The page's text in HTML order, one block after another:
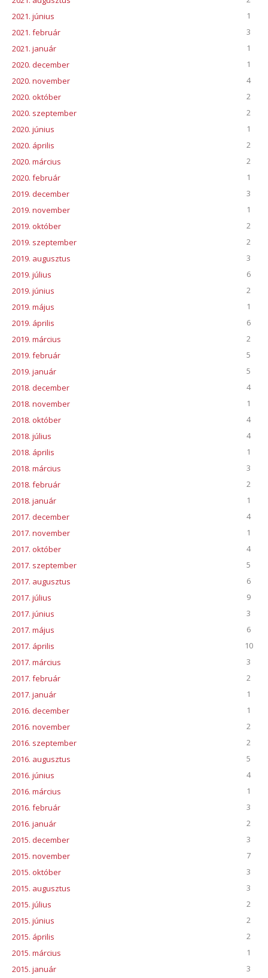
2021. június
1
2021. február
3
2021. január
1
2020. december
1
2020. november
4
2020. október
2
2020. szeptember
2
2020. június
1
2020. április
2
2020. március
2
2020. február
1
2019. december
3
2019. november
1
2019. október
2
2019. szeptember
2
2019. augusztus
3
2019. július
6
2019. június
2
2019. május
1
2019. április
6
2019. március
2
2019. február
5
2019. január
5
2018. december
4
2018. november
1
2018. október
4
2018. július
4
2018. április
1
2018. március
3
2018. február
2
2018. január
1
2017. december
4
2017. november
1
2017. október
4
2017. szeptember
5
2017. augusztus
6
2017. július
9
2017. június
3
2017. május
6
2017. április
10
2017. március
3
2017. február
2
2017. január
1
2016. december
1
2016. november
2
2016. szeptember
2
2016. augusztus
5
2016. június
4
2016. március
1
2016. február
3
2016. január
2
2015. december
3
2015. november
7
2015. október
3
2015. augusztus
3
2015. július
2
2015. június
2
2015. április
2
2015. március
1
2015. január
3